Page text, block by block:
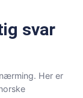
svar
Her er